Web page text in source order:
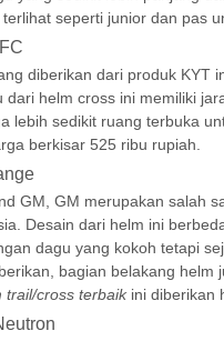
seperti junior dan pas
diberikan dari produk KYT
dari helm cross ini memiliki
lebih sedikit ruang terbuka
berkisar 525 ribu rupiah.
GM, GM merupakan salah
Desain dari helm ini
dagu yang kokoh tetapi
bagian belakang helm
trail/cross terbaikini diberikan